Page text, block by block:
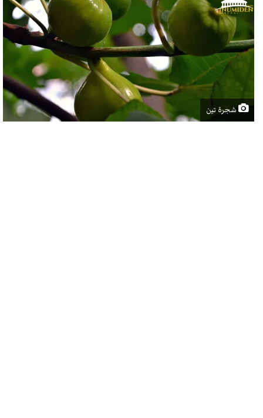
إلكترونيا
شجرة تين